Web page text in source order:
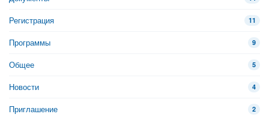
Регистрация 11
Программы 9
Общее 5
Новости 4
Приглашение 2